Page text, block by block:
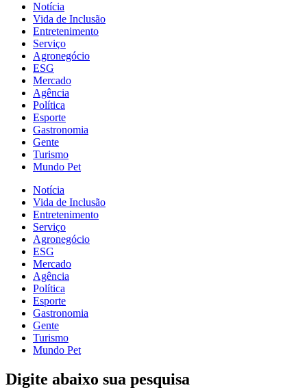
Notícia
Vida de Inclusão
Entretenimento
Serviço
Agronegócio
ESG
Mercado
Agência
Política
Esporte
Gastronomia
Gente
Turismo
Mundo Pet
Notícia
Vida de Inclusão
Entretenimento
Serviço
Agronegócio
ESG
Mercado
Agência
Política
Esporte
Gastronomia
Gente
Turismo
Mundo Pet
Digite abaixo sua pesquisa